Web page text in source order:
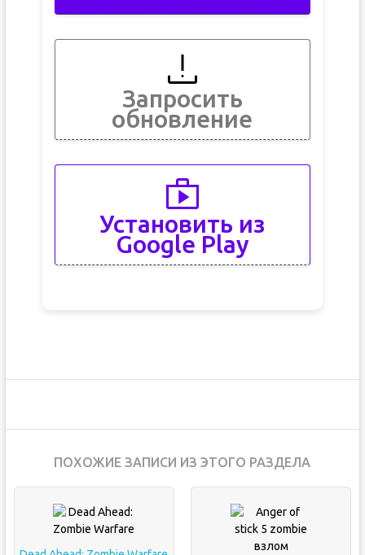
Запросить
обновление
Установить из
Google Play
ПОХОЖИЕ ЗАПИСИ ИЗ ЭТОГО РАЗДЕЛА